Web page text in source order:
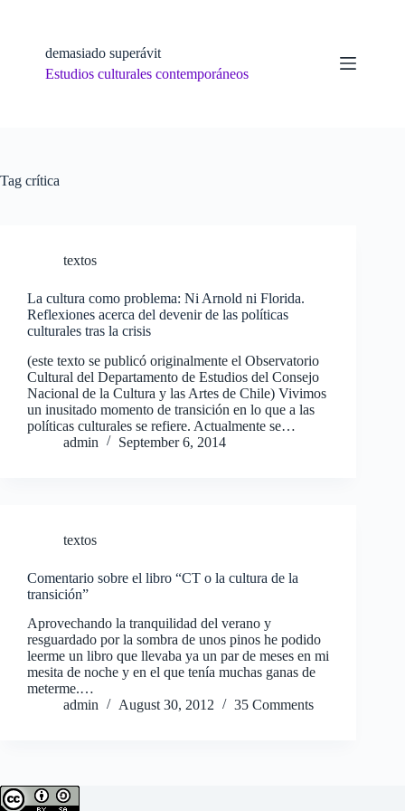
demasiado superávit
Estudios culturales contemporáneos
Tag crítica
textos
La cultura como problema: Ni Arnold ni Florida.
Reflexiones acerca del devenir de las políticas
culturales tras la crisis
(este texto se publicó originalmente el Observatorio
Cultural del Departamento de Estudios del Consejo
Nacional de la Cultura y las Artes de Chile) Vivimos
un inusitado momento de transición en lo que a las
políticas culturales se refiere. Actualmente se…
admin
September 6, 2014
textos
Comentario sobre el libro “CT o la cultura de la
transición”
Aprovechando la tranquilidad del verano y
resguardado por la sombra de unos pinos he podido
leerme un libro que llevaba ya un par de meses en mi
mesita de noche y en el que tenía muchas ganas de
meterme.…
admin
August 30, 2012 35 Comments